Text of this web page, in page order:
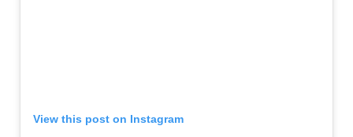
View this post on Instagram